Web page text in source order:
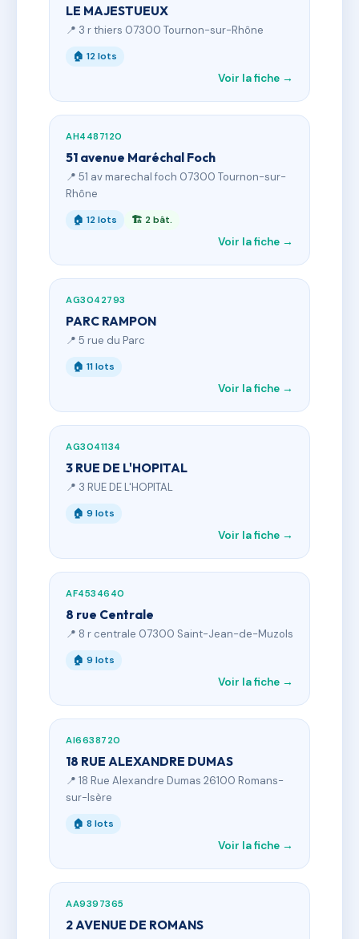
LE MAJESTUEUX
📍 3 r thiers 07300 Tournon-sur-Rhône
🏠 12 lots
Voir la fiche →
AH4487120
51 avenue Maréchal Foch
📍 51 av marechal foch 07300 Tournon-sur-
Rhône
🏠 12 lots 🏗 2 bât.
Voir la fiche →
AG3042793
PARC RAMPON
📍 5 rue du Parc
🏠 11 lots
Voir la fiche →
AG3041134
3 RUE DE L'HOPITAL
📍 3 RUE DE L'HOPITAL
🏠 9 lots
Voir la fiche →
AF4534640
8 rue Centrale
📍 8 r centrale 07300 Saint-Jean-de-Muzols
🏠 9 lots
Voir la fiche →
AI6638720
18 RUE ALEXANDRE DUMAS
📍 18 Rue Alexandre Dumas 26100 Romans-
sur-Isère
🏠 8 lots
Voir la fiche →
AA9397365
2 AVENUE DE ROMANS